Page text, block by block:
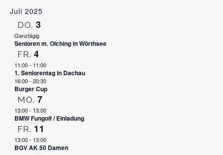
Juli 2025
DO. 3
Ganztägig
Senioren m. Olching in Wörthsee
FR. 4
11:00- 11:00
1. Seniorentag in Dachau
16:00- 20:30
Burger Cup
MO. 7
13:00- 13:00
BMW Fungolf / Einladung
FR. 11
13:00- 13:00
BGV AK 50 Damen